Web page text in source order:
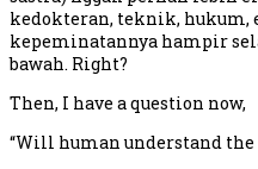
kedokteran, teknik, hukum,
kepeminatannya hampir
bawah. Right?
Then, I have a question now,
“Will human understand the